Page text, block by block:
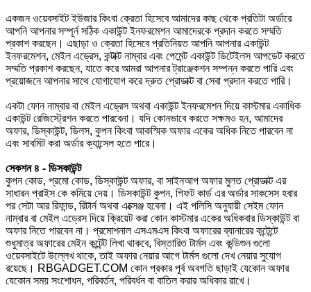
একজন ওয়েবসাইট ইউজার কিংবা ক্রেতা হিসেবে আমাদের কাছ থেকে প্রতিটা অর্ডারে
আপনি আপনার সম্পূর্ন সঠিক একাউন্ট ইনফরমেশন আমাদেরকে প্রদান করতে সম্মতি
প্রকাশ করছেন। এছাড়া ও ক্রেতা হিসেবে প্রতিনিয়ত আপনি আপনার একাউন্ট
ইনফরমেশন, মেইল এড্রেস, কন্টাক্ট নাম্বার এবং পেমেন্ট একাউন্ট ডিটেইলস আপডেট করতে
সম্মতি প্রকাশ করছেন, যাতে করে আমরা আপনার ট্রাঞ্জেকশন সম্পন্ন করতে পারি এবং
প্রয়োজনে আপনার সাথে যোগাযোগ করে দ্রুত প্রোডাক্ট বা সেবা প্রদান করতে পারি।
একটা ফোন নাম্বার বা মেইল এড্রেস অথবা একাউন্ট ইনফরমেশন দিয়ে কাস্টমার একাধিক
একাউন্ট রেজিস্ট্রেশন করতে পারবেনা। যদি কোনভাবে করতে সক্ষমও হন, আমাদের
অফার, ডিস্কাউন্ট, ডিলস, কুপন কিংবা আকস্মিক অফার একের অধিক নিতে পারবেন না
এবং সাবমিট করা অর্ডার ক্যান্সেল হতে পারে।
সেকশন ৪ - ডিসকাউন্ট
কুপন কোড, প্রমো কোড, ডিস্কাউন্ট অফার, বা সাইনআপ অফার মুলত প্রোডাক্ট এর
সাধারন প্রাইস কে কমিয়ে দেয়। ডিসকাউন্ট কুপন, গিফট কার্ড এর অর্ডার সাকসেস হবার
পর সেটা আর রিফান্ড, রিটার্ন অথবা এক্সেঞ্জ হবেনা। এই পলিসি অনুযায়ী সেইম ফোন
নাম্বার বা মেইল এড্রেস দিয়ে ক্রিয়েট করা কোন কাস্টমার একের অধিকবার ডিস্কাউন্ট বা
অফার নিতে পারবেন না। প্রমোশনাল এসএমএস কিংবা অফারের ব্যানারের কন্টেন্টে
শুধুমাত্র অফারের মেইন কন্টেন্ট লিখা থাকবে, বিস্তারিত টার্মস এবং কন্ডিশুন গুলো
ওয়েবসাইটে উল্লেখ থাকে, তাই অফার নেয়ার আগে টার্মস গুলো দেখ নেয়ার সুযোগ
রয়েছে। RBGADGET.COM কোন প্রকার পূর্ব অবগতি ছাড়াই যেকোন অফার
যেকোন সময় সংশোধন, পরিবর্তন, পরিবর্ধন বা বাতিল করার অধিকার রাখে।